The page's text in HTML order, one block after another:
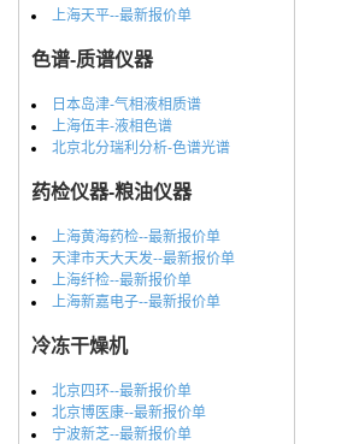
上海天平--最新报价单
色谱-质谱仪器
日本岛津-气相液相质谱
上海伍丰-液相色谱
北京北分瑞利分析-色谱光谱
药检仪器-粮油仪器
上海黄海药检--最新报价单
天津市天大天发--最新报价单
上海纤检--最新报价单
上海新嘉电子--最新报价单
冷冻干燥机
北京四环--最新报价单
北京博医康--最新报价单
宁波新芝--最新报价单